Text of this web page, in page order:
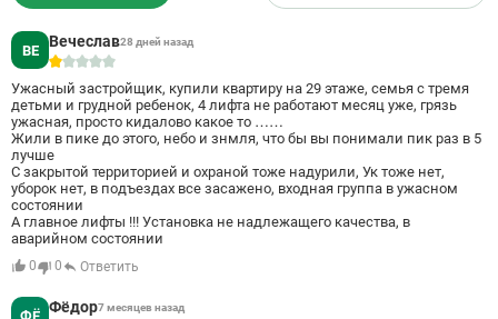
ВЕ
Вечеслав28 дней назад
1
Ужасный застройщик, купили квартиру на 29 этаже, семья с тремя
детьми и грудной ребенок, 4 лифта не работают месяц уже, грязь
ужасная, просто кидалово какое то ……
Жили в пике до этого, небо и знмля, что бы вы понимали пик раз в 5
лучше
С закрытой территорией и охраной тоже надурили, Ук тоже нет,
уборок нет, в подъездах все засажено, входная группа в ужасном
состоянии
А главное лифты !!! Установка не надлежащего качества, в
аварийном состоянии
0 0 Ответить
Фёдор7 месяцев назад